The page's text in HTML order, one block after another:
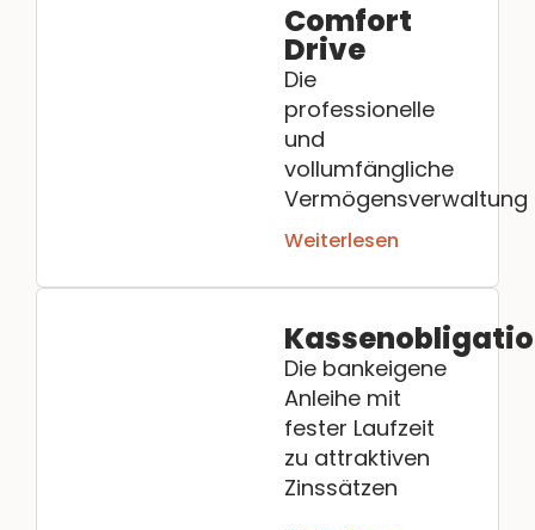
Comfort
Drive
Die
professionelle
und
vollumfängliche
Vermögensverwaltung
Weiterlesen
Die bankeigene
Anleihe mit
fester Laufzeit
zu attraktiven
Zinssätzen